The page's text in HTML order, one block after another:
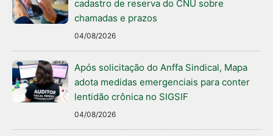
cadastro de reserva do CNU sobre
chamadas e prazos
04/08/2026
Após solicitação do Anffa Sindical, Mapa
adota medidas emergenciais para conter
lentidão crônica no SIGSIF
04/08/2026